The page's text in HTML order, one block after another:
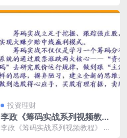
缚，轻松解锁0...
投资理财
李政《筹码实战系列视频教
程》
李政《筹码实战系列视频教程》 课